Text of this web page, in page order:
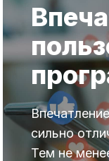
сильно
Тем не